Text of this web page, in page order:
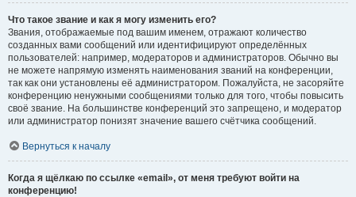
Что такое звание и как я могу изменить его?
Звания, отображаемые под вашим именем, отражают количество
созданных вами сообщений или идентифицируют определённых
пользователей: например, модераторов и администраторов. Обычно вы
не можете напрямую изменять наименования званий на конференции,
так как они установлены её администратором. Пожалуйста, не засоряйте
конференцию ненужными сообщениями только для того, чтобы повысить
своё звание. На большинстве конференций это запрещено, и модератор
или администратор понизят значение вашего счётчика сообщений.
Вернуться к началу
Когда я щёлкаю по ссылке «email», от меня требуют войти на
конференцию!